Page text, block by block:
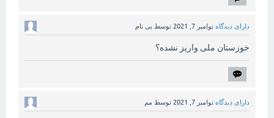
دارای دیدگاه نوامبر 7, 2021 توسط بی نام
خوزستان ملی واریز نشده؟
دارای دیدگاه نوامبر 7, 2021 توسط مم